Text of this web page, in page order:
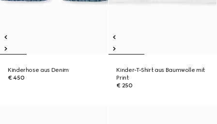
Kinderhose aus Denim
€ 450
Kinder-T-Shirt aus Baumwolle mit
Print
€ 250